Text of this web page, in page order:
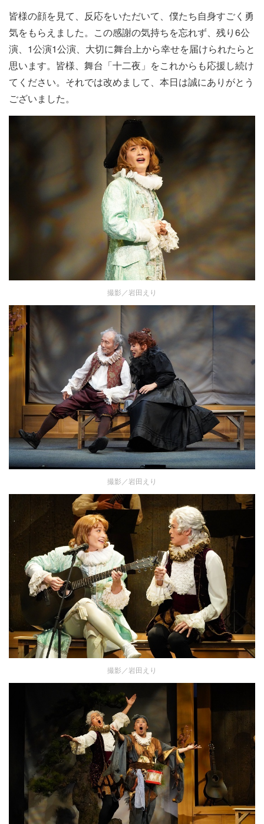
皆様の顔を見て、反応をいただいて、僕たち自身すごく勇
気をもらえました。この感謝の気持ちを忘れず、残り6公
演、1公演1公演、大切に舞台上から幸せを届けられたらと
思います。皆様、舞台「十二夜」をこれからも応援し続け
てください。それでは改めまして、本日は誠にありがとう
ございました。
撮影／岩田えり
撮影／岩田えり
撮影／岩田えり